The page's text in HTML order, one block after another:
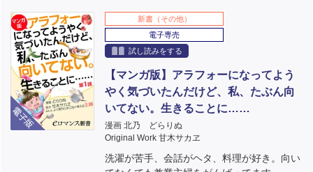
電子版
新書（その他）
電子専売
試し読みをする
【マンガ版】アラフォーになってよう
やく気づいたんだけど、私、たぶん向
いてない。生きることに……
漫画 北乃 どらりぬ
Original Work 甘木サカヱ
洗濯が苦手、会話がヘタ、料理が好き。向い